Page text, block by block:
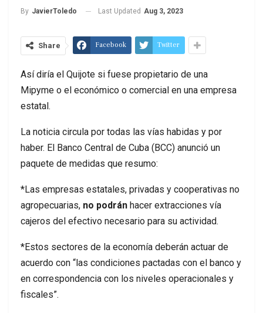
By JavierToledo Last Updated Aug 3, 2023
Share Facebook Twitter
Así diría el Quijote si fuese propietario de una
Mipyme o el económico o comercial en una empresa
estatal.
La noticia circula por todas las vías habidas y por
haber. El Banco Central de Cuba (BCC) anunció un
paquete de medidas que resumo:
*Las empresas estatales, privadas y cooperativas no
agropecuarias, no podrán hacer extracciones vía
cajeros del efectivo necesario para su actividad.
*Estos sectores de la economía deberán actuar de
acuerdo con “las condiciones pactadas con el banco y
en correspondencia con los niveles operacionales y
fiscales”.